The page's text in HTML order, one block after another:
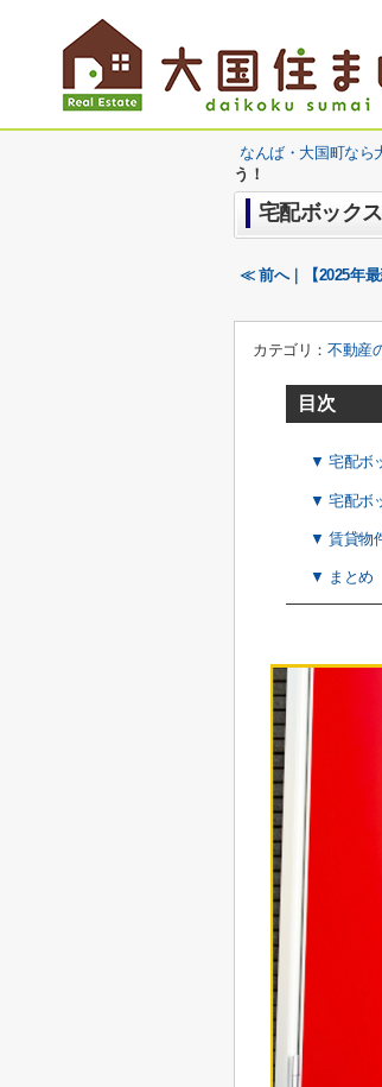
なんば・大国町なら
う！
宅配ボック
≪ 前へ｜【2025年最
カテゴリ：不動産
目次
▼ 宅配ボ
▼ 宅配ボ
▼ 賃貸物
▼ まとめ